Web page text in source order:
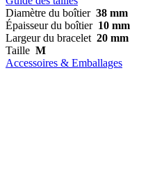
Diamètre du boîtier 38 mm
Épaisseur du boîtier 10 mm
Largeur du bracelet 20 mm
Taille M
Accessoires & Emballages